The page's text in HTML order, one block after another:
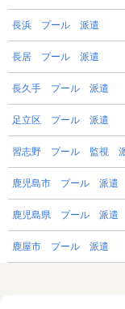
長浜 プール 派遣
長居 プール 派遣
長久手 プール 派遣
足立区 プール 派遣
習志野 プール 監視
鹿児島市 プール 派遣
鹿児島県 プール 派遣
鹿屋市 プール 派遣